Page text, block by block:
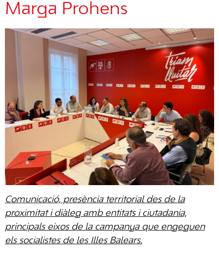
Marga Prohens
Comunicació, presència territorial des de la
proximitat i diàleg amb entitats i ciutadania,
principals eixos de la campanya que engeguen
els socialistes de les Illes Balears.